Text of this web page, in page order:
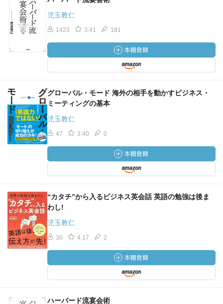
児玉教仁
1423 3.41 181
グローバル・モード 海外の相手を動かすビジネス・
ミーティングの基本
児玉教仁
47 3.40 0
“カタチ”から入るビジネス英会話 英語の勉強は後ま
わし!
児玉教仁
30 4.17 2
ハーバード流宴会術